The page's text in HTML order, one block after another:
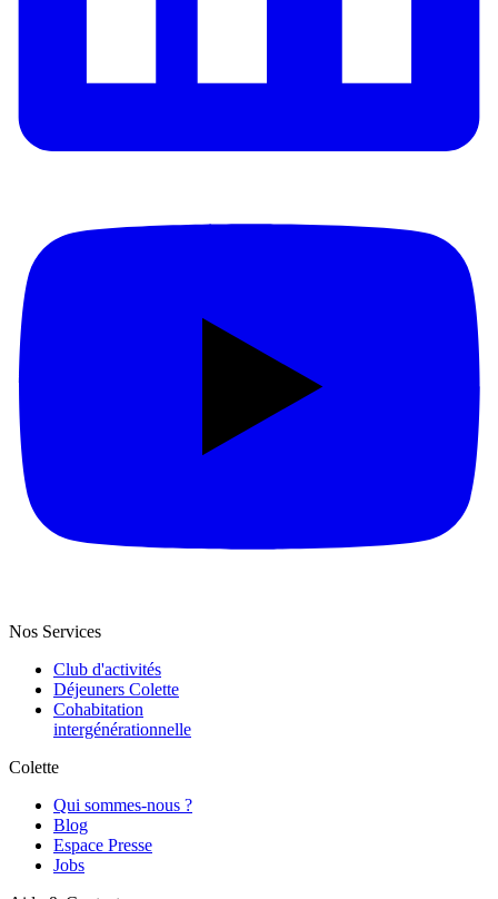
Nos Services
Club d'activités
Déjeuners Colette
Cohabitation
intergénération­nelle
Colette
Qui sommes-nous ?
Blog
Espace Presse
Jobs